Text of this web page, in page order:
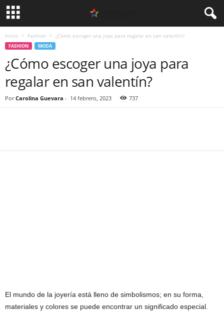
Inicio Fashion ¿Cómo escoger una joya para regalar en san valentín?
FASHION MODA
¿Cómo escoger una joya para
regalar en san valentín?
Por Carolina Guevara - 14 febrero, 2023 737
El mundo de la joyería está lleno de simbolismos; en su forma,
materiales y colores se puede encontrar un significado especial.